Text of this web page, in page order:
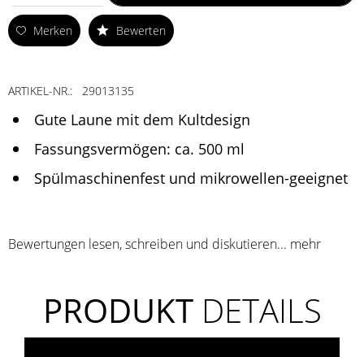
Merken Bewerten
ARTIKEL-NR.: 29013135
Gute Laune mit dem Kultdesign
Fassungsvermögen: ca. 500 ml
Spülmaschinenfest und mikrowellen-geeignet
Bewertungen lesen, schreiben und diskutieren... mehr
PRODUKTDETAILS